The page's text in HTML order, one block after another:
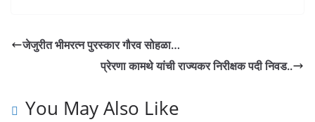
जेजुरीत भीमरत्न पुरस्कार गौरव सोहळा…
प्रेरणा कामथे यांची राज्यकर निरीक्षक पदी निवड..
You May Also Like